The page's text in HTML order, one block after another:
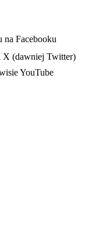
na Facebooku
X (dawniej Twitter)
YouTube